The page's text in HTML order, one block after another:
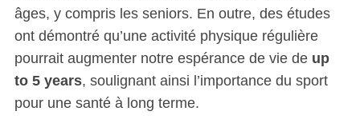
âges, y compris les seniors. En outre, des études
ont démontré qu’une activité physique régulière
pourrait augmenter notre espérance de vie de up
to 5 years, soulignant ainsi l’importance du sport
pour une santé à long terme.